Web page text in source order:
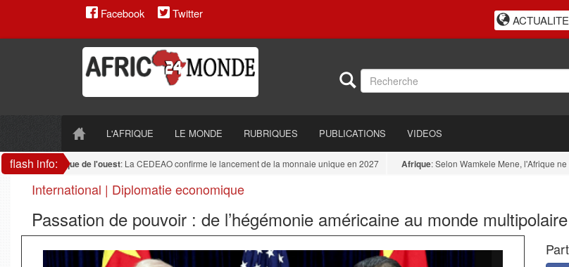
Facebook Twitter ACTUALITE
L'AFRIQUE LE MONDE RUBRIQUES PUBLICATIONS VIDEOS
flash info:Afrique de l'ouest: La CEDEAO confirme le lancement de la monnaie unique en 2027 Afrique: Selon Wamkele Mene, l'Afrique ne
International | Diplomatie economique
Passation de pouvoir : de l’hégémonie américaine au monde multipolaire